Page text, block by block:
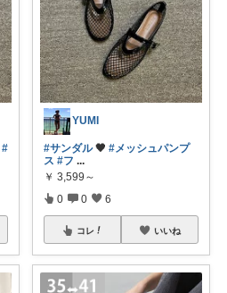
#
YUMI
#サンダル🖤 #メッシュパンプ
ス #フ ...
￥ 3,599～
0 0 6
コレ いいね